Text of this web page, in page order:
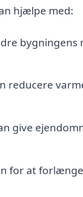
hjælpe med:
reducere
give
for at forlænge